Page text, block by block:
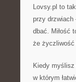
Lovsy.pl to
przy drzwiach
dbać. Miłość
że życzliwość
Kiedy
w którym